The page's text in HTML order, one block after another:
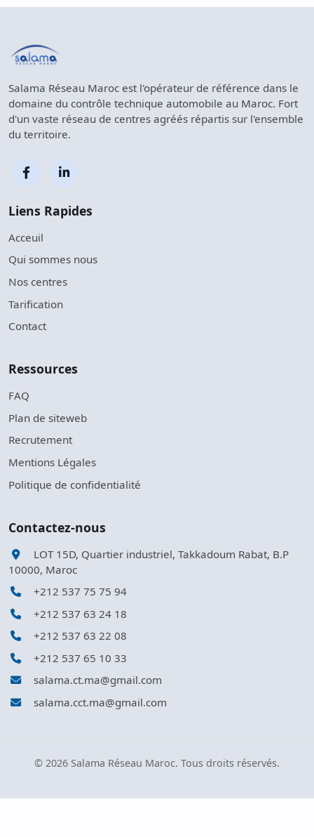
Salama Réseau Maroc est l'opérateur de référence dans le
domaine du contrôle technique automobile au Maroc. Fort
d'un vaste réseau de centres agréés répartis sur l'ensemble
du territoire.
Liens Rapides
Acceuil
Qui sommes nous
Nos centres
Tarification
Contact
Ressources
FAQ
Plan de siteweb
Recrutement
Mentions Légales
Politique de confidentialité
Contactez-nous
LOT 15D, Quartier industriel, Takkadoum Rabat, B.P
10000, Maroc
+212 537 75 75 94
+212 537 63 24 18
+212 537 63 22 08
+212 537 65 10 33
salama.ct.ma@gmail.com
salama.cct.ma@gmail.com
© 2026 Salama Réseau Maroc. Tous droits réservés.